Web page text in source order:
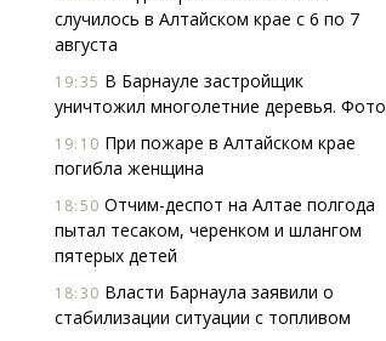
случилось в Алтайском крае с 6 по 7
августа
19:35 В Барнауле застройщик
уничтожил многолетние деревья. Фото
19:10 При пожаре в Алтайском крае
погибла женщина
18:50 Отчим-деспот на Алтае полгода
пытал тесаком, черенком и шлангом
пятерых детей
18:30 Власти Барнаула заявили о
стабилизации ситуации с топливом